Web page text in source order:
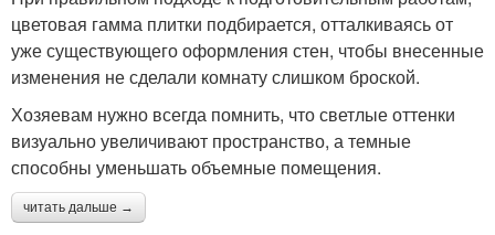
цветовая гамма плитки подбирается, отталкиваясь от
уже существующего оформления стен, чтобы внесенные
изменения не сделали комнату слишком броской.
Хозяевам нужно всегда помнить, что светлые оттенки
визуально увеличивают пространство, а темные
способны уменьшать объемные помещения.
читать дальше →